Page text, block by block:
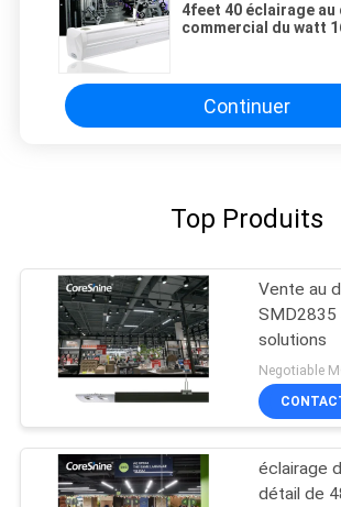
4feet 40 éclairage au
commercial du watt
Continuer
Top Produits
Vente au
SMD2835
solutions
Negotiable
éclairage
détail de